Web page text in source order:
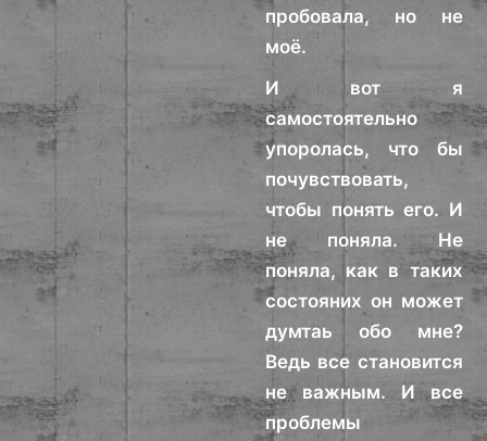
пробовала, но не
моё.
И вот я
самостоятельно
упоролась, что бы
почувствовать,
чтобы понять его. И
не поняла. Не
поняла, как в таких
состояних он может
думтаь обо мне?
Ведь все становится
не важным. И все
проблемы